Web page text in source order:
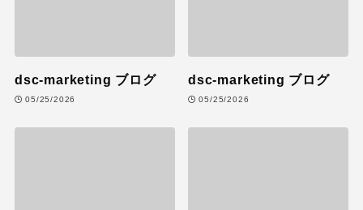
dsc-marketing ブログ
05/25/2026
dsc-marketing ブログ
05/25/2026